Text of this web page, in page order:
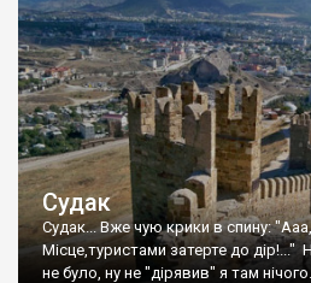
Судак
Судак... Вже чую крики в спину:
Місце,туристами затерте до
не було, ну не "дірявив" я там